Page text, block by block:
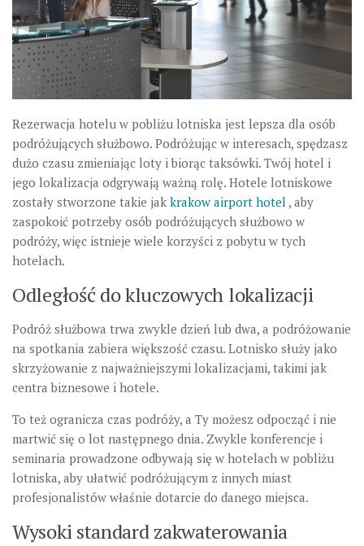
Rezerwacja hotelu w pobliżu lotniska jest lepsza dla osób
podróżujących służbowo. Podróżując w interesach, spędzasz
dużo czasu zmieniając loty i biorąc taksówki. Twój hotel i
jego lokalizacja odgrywają ważną rolę. Hotele lotniskowe
zostały stworzone takie jak krakow airport hotel , aby
zaspokoić potrzeby osób podróżujących służbowo w
podróży, więc istnieje wiele korzyści z pobytu w tych
hotelach.
Odległość do kluczowych lokalizacji
Podróż służbowa trwa zwykle dzień lub dwa, a podróżowanie
na spotkania zabiera większość czasu. Lotnisko służy jako
skrzyżowanie z najważniejszymi lokalizacjami, takimi jak
centra biznesowe i hotele.
To też ogranicza czas podróży, a Ty możesz odpocząć i nie
martwić się o lot następnego dnia. Zwykle konferencje i
seminaria prowadzone odbywają się w hotelach w pobliżu
lotniska, aby ułatwić podróżującym z innych miast
profesjonalistów właśnie dotarcie do danego miejsca.
Wysoki standard zakwaterowania